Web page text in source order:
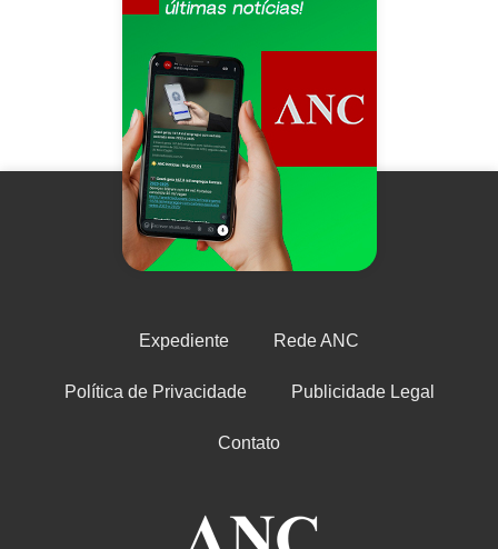
Expediente Rede ANC
Política de Privacidade Publicidade Legal
Contato